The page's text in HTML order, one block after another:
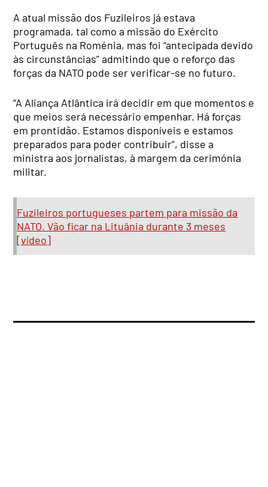
A atual missão dos Fuzileiros já estava
programada, tal como a missão do Exército
Português na Roménia, mas foi “antecipada devido
às circunstâncias” admitindo que o reforço das
forças da NATO pode ser verificar-se no futuro.
“A Aliança Atlântica irá decidir em que momentos e
que meios será necessário empenhar. Há forças
em prontidão. Estamos disponíveis e estamos
preparados para poder contribuir”, disse a
ministra aos jornalistas, à margem da cerimónia
militar.
Fuzileiros portugueses partem para missão da
NATO. Vão ficar na Lituânia durante 3 meses
[vídeo]